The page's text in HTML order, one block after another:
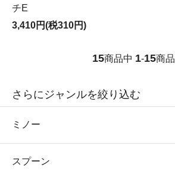
チE
3,410円(税310円)
15商品中 1-15商品
さらにジャンルを絞り込む
ミノー
スプーン